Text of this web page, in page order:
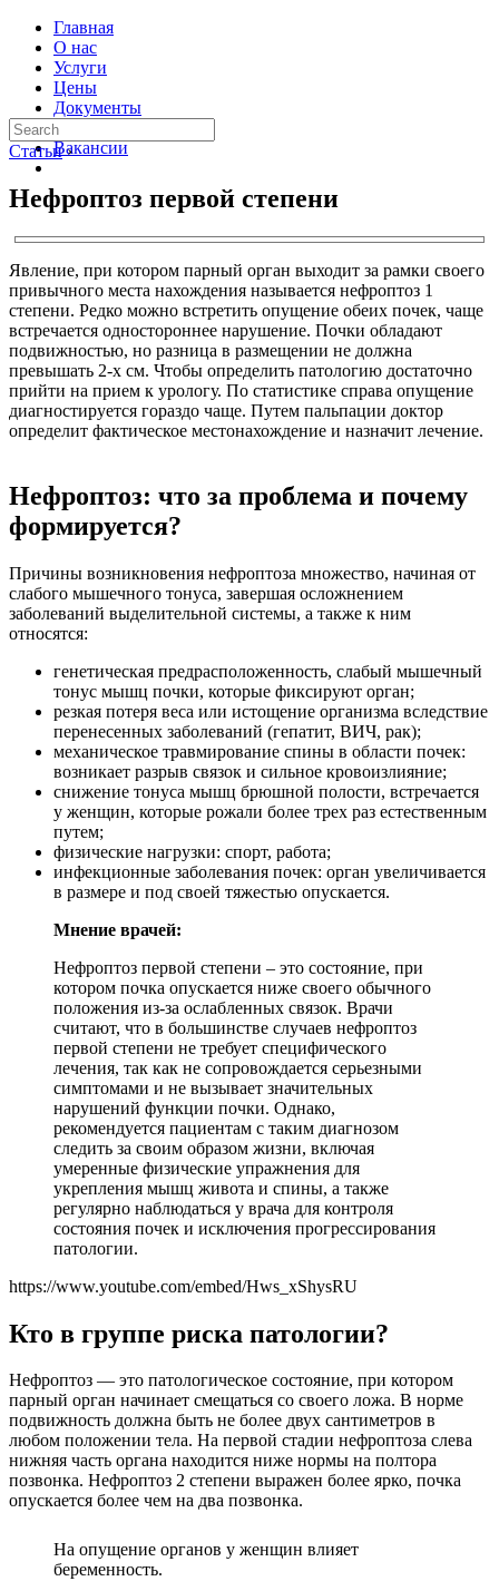
Главная
О нас
Услуги
Цены
Документы
Контакты
Вакансии
Статьи ›
Нефроптоз первой степени
Явление, при котором парный орган выходит за рамки своего
привычного места нахождения называется нефроптоз 1
степени. Редко можно встретить опущение обеих почек, чаще
встречается одностороннее нарушение. Почки обладают
подвижностью, но разница в размещении не должна
превышать 2-х см. Чтобы определить патологию достаточно
прийти на прием к урологу. По статистике справа опущение
диагностируется гораздо чаще. Путем пальпации доктор
определит фактическое местонахождение и назначит лечение.
Нефроптоз: что за проблема и почему
формируется?
Причины возникновения нефроптоза множество, начиная от
слабого мышечного тонуса, завершая осложнением
заболеваний выделительной системы, а также к ним
относятся:
генетическая предрасположенность, слабый мышечный
тонус мышц почки, которые фиксируют орган;
резкая потеря веса или истощение организма вследствие
перенесенных заболеваний (гепатит, ВИЧ, рак);
механическое травмирование спины в области почек:
возникает разрыв связок и сильное кровоизлияние;
снижение тонуса мышц брюшной полости, встречается
у женщин, которые рожали более трех раз естественным
путем;
физические нагрузки: спорт, работа;
инфекционные заболевания почек: орган увеличивается
в размере и под своей тяжестью опускается.
Мнение врачей:
Нефроптоз первой степени – это состояние, при
котором почка опускается ниже своего обычного
положения из-за ослабленных связок. Врачи
считают, что в большинстве случаев нефроптоз
первой степени не требует специфического
лечения, так как не сопровождается серьезными
симптомами и не вызывает значительных
нарушений функции почки. Однако,
рекомендуется пациентам с таким диагнозом
следить за своим образом жизни, включая
умеренные физические упражнения для
укрепления мышц живота и спины, а также
регулярно наблюдаться у врача для контроля
состояния почек и исключения прогрессирования
патологии.
https://www.youtube.com/embed/Hws_xShysRU
Кто в группе риска патологии?
Нефроптоз — это патологическое состояние, при котором
парный орган начинает смещаться со своего ложа. В норме
подвижность должна быть не более двух сантиметров в
любом положении тела. На первой стадии нефроптоза слева
нижняя часть органа находится ниже нормы на полтора
позвонка. Нефроптоз 2 степени выражен более ярко, почка
опускается более чем на два позвонка.
На опущение органов у женщин влияет
беременность.